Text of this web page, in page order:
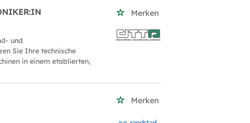
Merken
und
Sie Ihre technische
in einem etablierten,
Merken